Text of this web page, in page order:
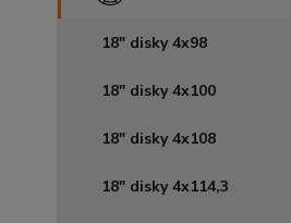
18" disky 4x98
18" disky 4x100
18" disky 4x108
18" disky 4x114,3